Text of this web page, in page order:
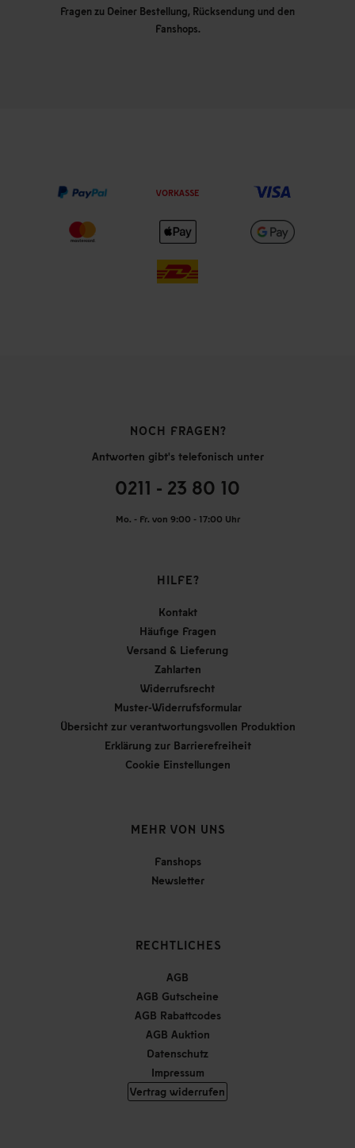
Fragen zu Deiner Bestellung, Rücksendung und den
Fanshops.
VORKASSE
NOCH FRAGEN?
Antworten gibt's telefonisch unter
0211 - 23 80 10
Mo. - Fr. von 9:00 - 17:00 Uhr
HILFE?
Kontakt
Häufige Fragen
Versand & Lieferung
Zahlarten
Widerrufsrecht
Muster-Widerrufsformular
Übersicht zur verantwortungsvollen Produktion
Erklärung zur Barrierefreiheit
Cookie Einstellungen
MEHR VON UNS
Fanshops
Newsletter
RECHTLICHES
AGB
AGB Gutscheine
AGB Rabattcodes
AGB Auktion
Datenschutz
Impressum
Vertrag widerrufen